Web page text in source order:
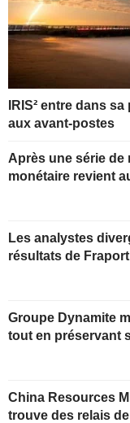
IRIS² entre dans
aux avant-postes
Après une série
monétaire revient
Les analystes
résultats de Fraport
Groupe Dynamite
tout en préservant
China Resources
trouve des relais